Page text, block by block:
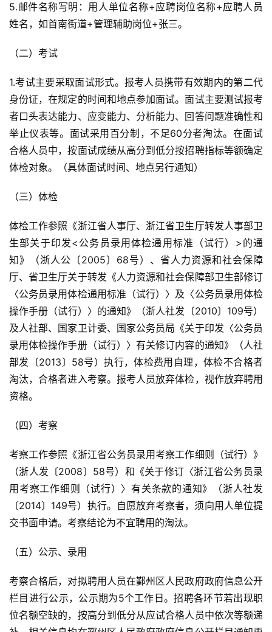
5.邮件名称写明：用人单位名称+应聘岗位名称+应聘人员
姓名，如首南街道+管理辅助岗位+张三。
（二）考试
1.考试主要采取面试形式。报考人员携带有效期内的第二代
身份证，在规定的时间和地点参加面试。面试主要测试报考
者口头表达能力、应变能力、分析能力、回答问题准确性和
举止仪表等。面试采用百分制，不足60分者淘汰。在面试
合格人员中，按面试成绩从高分到低分按招聘指标等额确定
体检对象。（具体面试时间、地点另行通知）
（三）体检
体检工作参照《浙江省人事厅、浙江省卫生厅转发人事部卫
生部关于印发<公务员录用体检通用标准（试行）>的通
知》（浙人公〔2005〕68号）、省人力资源和社会保障
厅、省卫生厅关于转发《人力资源和社会保障部卫生部修订
〈公务员录用体检通用标准（试行）〉及〈公务员录用体检
操作手册（试行）〉的通知》（浙人社发〔2010〕109号）
及人社部、国家卫计委、国家公务员局《关于印发〈公务员
录用体检操作手册（试行）〉有关修订内容的通知》（人社
部发〔2013〕58号）执行，体检费用自理，体检不合格者
淘汰，合格者进入考察。报考人员放弃体检，视作放弃聘用
资格。
（四）考察
考察工作参照《浙江省公务员录用考察工作细则（试行）》
（浙人发〔2008〕58号）和《关于修订〈浙江省公务员录
用考察工作细则（试行）〉有关条款的通知》（浙人社发
〔2014〕149号）执行。自愿放弃考察者，须向用人单位提
交书面申请。考察结论为不宜聘用的淘汰。
（五）公示、录用
考察合格后，对拟聘用人员在鄞州区人民政府政府信息公开
栏目进行公示，公示期为5个工作日。招聘各环节若出现职
位名额空缺的，按高分到低分从应试合格人员中依次等额递